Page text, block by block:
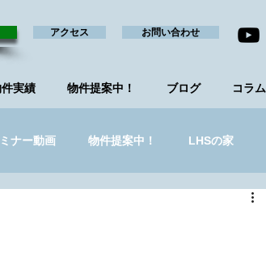
アクセス お問い合わせ
実績 物件提案中！ ブログ コラム
ナー動画 物件提案中！ LHSの家